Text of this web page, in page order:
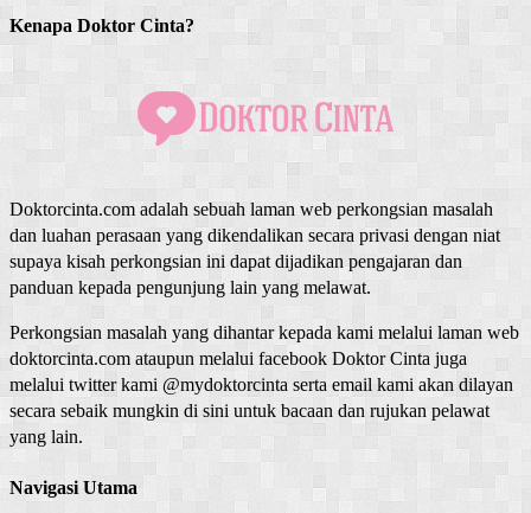
Kenapa Doktor Cinta?
Doktorcinta.com adalah sebuah laman web perkongsian masalah
dan luahan perasaan yang dikendalikan secara privasi dengan niat
supaya kisah perkongsian ini dapat dijadikan pengajaran dan
panduan kepada pengunjung lain yang melawat.
Perkongsian masalah yang dihantar kepada kami melalui laman web
doktorcinta.com ataupun melalui facebook Doktor Cinta juga
melalui twitter kami @mydoktorcinta serta email kami akan dilayan
secara sebaik mungkin di sini untuk bacaan dan rujukan pelawat
yang lain.
Navigasi Utama